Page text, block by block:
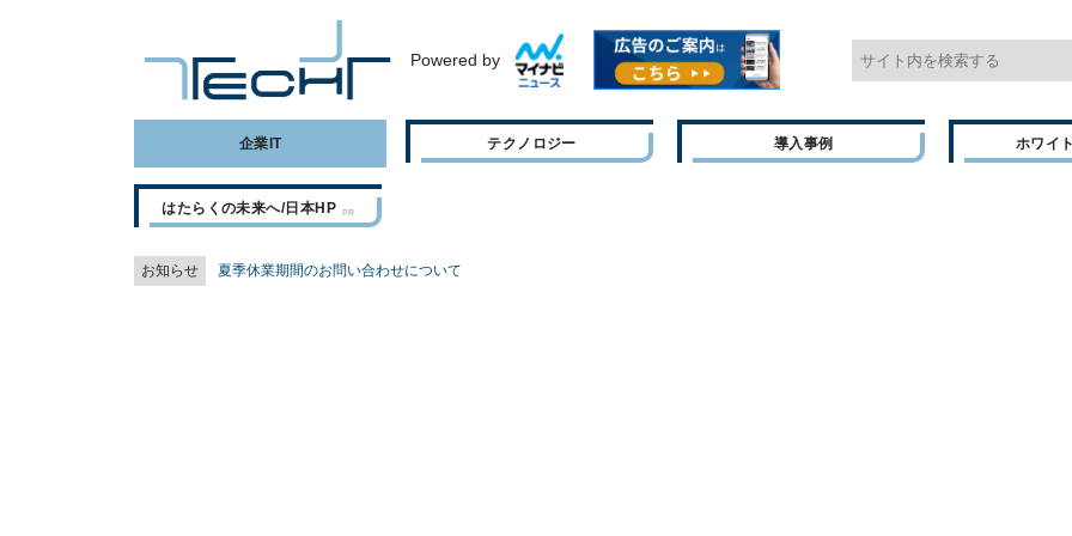
Powered by
企業IT テクノロジー 導入事例 ホワイ
はたらくの未来へ/日本HP
お知らせ 夏季休業期間のお問い合わせについて